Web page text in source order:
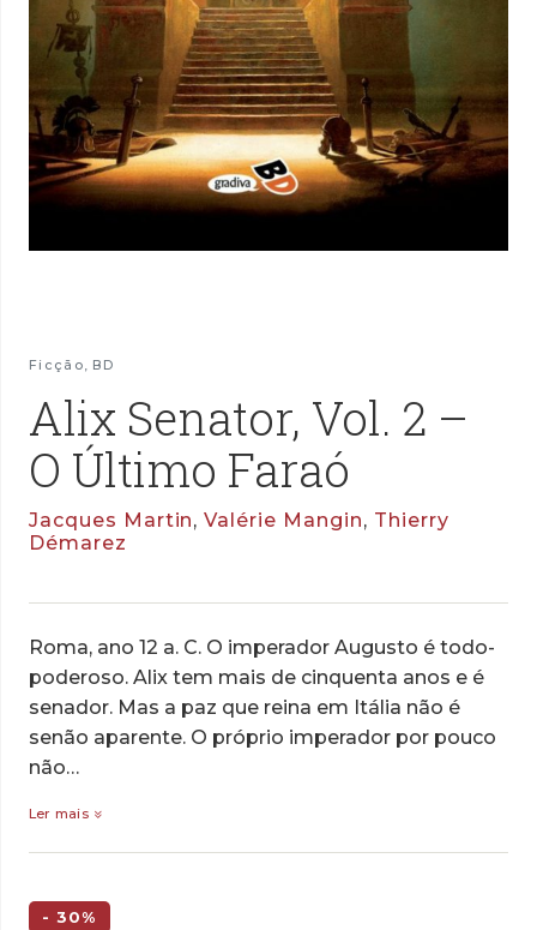
Ficção BD
Alix Senator, Vol. 2 –
O Último Faraó
Jacques Martin,Valérie Mangin, Thierry
Démarez
Roma, ano 12 a. C. O imperador Augusto é todo-
poderoso. Alix tem mais de cinquenta anos e é
senador. Mas a paz que reina em Itália não é
senão aparente. O próprio imperador por pouco
não…
Ler mais
- 30%